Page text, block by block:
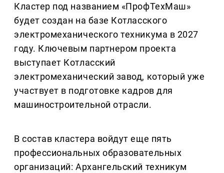
Кластер под названием «ПрофТехМаш»
будет создан на базе Котласского
электромеханического техникума в 2027
году. Ключевым партнером проекта
выступает Котласский
электромеханический завод, который уже
участвует в подготовке кадров для
машиностроительной отрасли.
В состав кластера войдут еще пять
профессиональных образовательных
организаций: Архангельский техникум